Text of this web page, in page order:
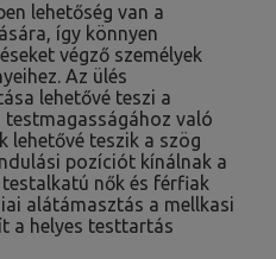
lehetőség van a
így könnyen
végző személyek
Az ülés
lehetővé teszi a
való
lehetővé teszik a szög
pozíciót kínálnak a
nők és férfiak
alátámasztás a mellkasi
a helyes testtartás